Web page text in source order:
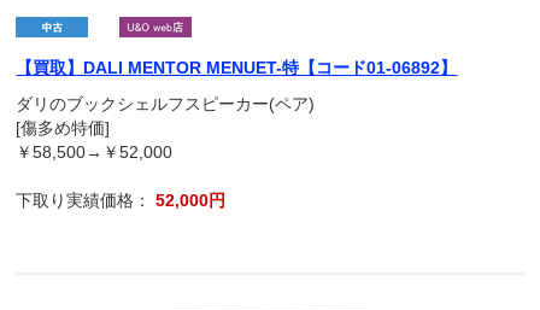
【買取】DALI MENTOR MENUET-特【コード01-06892】
ダリのブックシェルフスピーカー(ペア)
[傷多め特価]
￥58,500→￥52,000
下取り実績価格：52,000円